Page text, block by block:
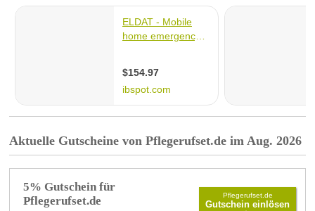
Aktuelle Gutscheine von Pflegerufset.de im Aug. 2026
5% Gutschein für
Pflegerufset.de
Pflegerufset.de
Gutschein einlösen